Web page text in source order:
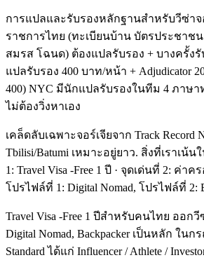
การแปลและรับรองหลักฐานสำหรับวีซ่าจ
ราชการไทย (ทะเบียนบ้าน บัตรประชาช
สมรส โฉนด) ต้องแปลรับรอง + บางครั้งรั
แปลรับรอง 400 บาท/หน้า + Adjudicator
400) NYC มีนักแปลรับรองในทีม 4 ภาษา
ไม่ต้องวิ่งหาเอง
เคล็ดลับเฉพาะจอร์เจียจาก Track Record
Tbilisi/Batumi เหมาะอยู่ยาว. สิ่งที่เราเน้น
1: Travel Visa -Free 1 ปี · จุดเด่นที่ 2: ค่า
โปรไฟล์ที่ 1: Digital Nomad, โปรไฟล์ที่ 2:
Travel Visa -Free 1 ปีสำหรับคนไทย ออก
Digital Nomad, Backpacker เป็นหลัก ใ
Standard ได้แก่ Influencer / Athlete /